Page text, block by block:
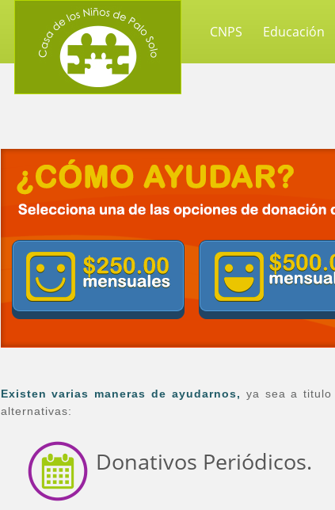
CNPS Educación
Existen varias maneras de ayudarnos, ya sea a titulo
alternativas:
Donativos Periódicos.